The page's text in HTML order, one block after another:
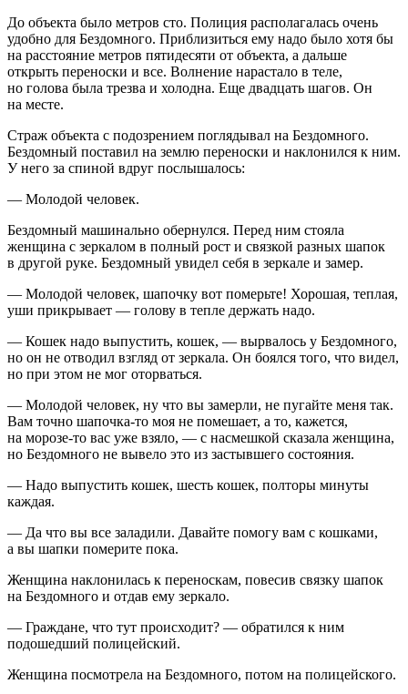
До объекта было метров сто. Полиция располагалась очень
удобно для Бездомного. Приблизиться ему надо было хотя бы
на расстояние метров пятидесяти от объекта, а дальше
открыть переноски и все. Волнение нарастало в теле,
но голова была трезва и холодна. Еще двадцать шагов. Он
на месте.
Страж объекта с подозрением поглядывал на Бездомного.
Бездомный поставил на землю переноски и наклонился к ним.
У него за спиной вдруг послышалось:
— Молодой человек.
Бездомный машинально обернулся. Перед ним стояла
женщина с зеркалом в полный рост и связкой разных шапок
в другой руке. Бездомный увидел себя в зеркале и замер.
— Молодой человек, шапочку вот померьте! Хорошая, теплая,
уши прикрывает — голову в тепле держать надо.
— Кошек надо выпустить, кошек, — вырвалось у Бездомного,
но он не отводил взгляд от зеркала. Он боялся того, что видел,
но при этом не мог оторваться.
— Молодой человек, ну что вы замерли, не пугайте меня так.
Вам точно шапочка-то моя не помешает, а то, кажется,
на морозе-то вас уже взяло, — с насмешкой сказала женщина,
но Бездомного не вывело это из застывшего состояния.
— Надо выпустить кошек, шесть кошек, полторы минуты
каждая.
— Да что вы все заладили. Давайте помогу вам с кошками,
а вы шапки померите пока.
Женщина наклонилась к переноскам, повесив связку шапок
на Бездомного и отдав ему зеркало.
— Граждане, что тут происходит? — обратился к ним
подошедший полицейский.
Женщина посмотрела на Бездомного, потом на полицейского.